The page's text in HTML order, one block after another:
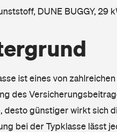
DUNE BUGGY, 29
ist eines von
des
desto günstiger wirkt sich
bei der Typklasse lässt